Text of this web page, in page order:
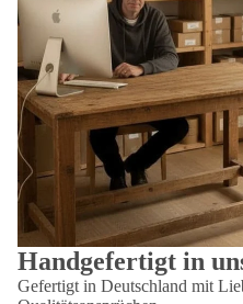
Handgefertigt in
Gefertigt in Deutschland mit